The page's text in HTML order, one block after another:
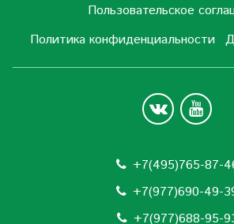
Пользовательское
Политика конфиденциальности
+7(495)765-87-
+7(977)690-49-
+7(977)688-95-